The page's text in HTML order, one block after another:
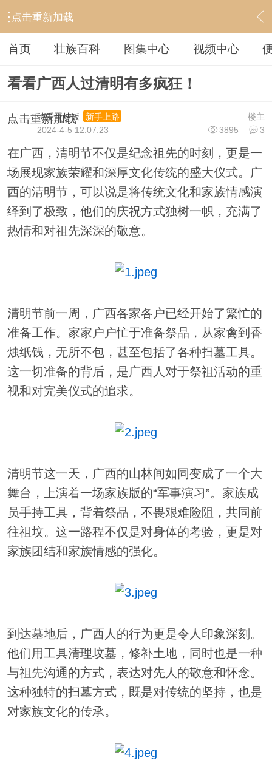
点击重新加载
› 壮族文化 › 壮族风俗 › 内容
首页 壮族百科 图集中心 视频中心
看看广西人过清明有多疯狂！
点击重新加载 楼主
特爱蛋炒饭
新手上路
3895
3
2024-4-5 12:07:23
在广西，清明节不仅是纪念祖先的时刻，更是一
场展现家族荣耀和深厚文化传统的盛大仪式。广
西的清明节，可以说是将传统文化和家族情感演
绎到了极致，他们的庆祝方式独树一帜，充满了
热情和对祖先深深的敬意。
清明节前一周，广西各家各户已经开始了繁忙的
准备工作。家家户户忙于准备祭品，从家禽到香
烛纸钱，无所不包，甚至包括了各种扫墓工具。
这一切准备的背后，是广西人对于祭祖活动的重
视和对完美仪式的追求。
清明节这一天，广西的山林间如同变成了一个大
舞台，上演着一场家族版的“军事演习”。家族成
员手持工具，背着祭品，不畏艰难险阻，共同前
往祖坟。这一路程不仅是对身体的考验，更是对
家族团结和家族情感的强化。
到达墓地后，广西人的行为更是令人印象深刻。
他们用工具清理坟墓，修补土地，同时也是一种
与祖先沟通的方式，表达对先人的敬意和怀念。
这种独特的扫墓方式，既是对传统的坚持，也是
对家族文化的传承。